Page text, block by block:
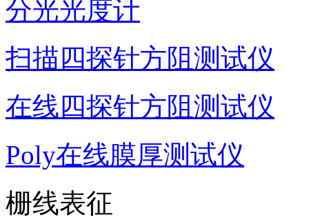
分光光度计
扫描四探针方阻测试仪
在线四探针方阻测试仪
Poly在线膜厚测试仪
栅线表征